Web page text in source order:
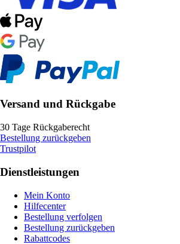
Versand und Rückgabe
30 Tage Rückgaberecht
Bestellung zurückgeben
Trustpilot
Dienstleistungen
Mein Konto
Hilfecenter
Bestellung verfolgen
Bestellung zurückgeben
Rabattcodes